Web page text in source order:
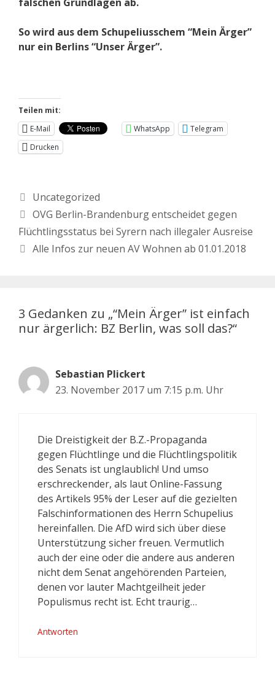
So wird aus dem Schupeliusschem “Mein Ärger”
nur ein Berlins “Unser Ärger”.
Teilen mit:
E-Mail
WhatsApp
Telegram
Drucken
Uncategorized
OVG Berlin-Brandenburg entscheidet gegen
Flüchtlingsstatus bei Syrern nach illegaler Ausreise
Alle Infos zur neuen AV Wohnen ab 01.01.2018
3 Gedanken zu „“Mein Ärger” ist einfach
nur ärgerlich: BZ Berlin, was soll das?“
Sebastian Plickert
23. November 2017 um 7:15 p.m. Uhr
Die Dreistigkeit der B.Z.-Propaganda
gegen Flüchtlinge und die Flüchtlingspolitik
des Senats ist unglaublich! Und umso
erschreckender, als laut Online-Fassung
des Artikels 95% der Leser auf die gezielten
Falschinformationen des Herrn Schupelius
hereinfallen. Die AfD wird sich über diese
Unterstützung sicher freuen. Vermutlich
auch der eine oder die andere aus anderen
nicht dem Senat angehörenden Parteien,
denen vor lauter Machtgeilheit jeder
Populismus recht ist. Echt traurig…
Antworten